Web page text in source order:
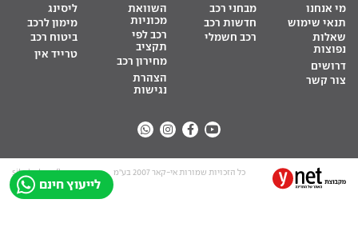
לייעוץ חינם
מי אנחנו
תנאי שימוש
שאלות
נפוצות
דרושים
צור קשר
מבחני רכב
חדשות רכב
רכב חשמלי
השוואת
מכוניות
רכב לפי
תקציב
מחירון רכב
הצהרת
נגישות
ליסינג
מימון לרכב
ביטוח רכב
טרייד אין
כל הזכויות שמורות אי-קאר 2007 בע”מ site by tq.soft